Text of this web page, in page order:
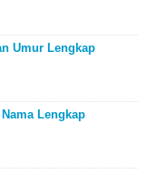
Umur Lengkap
Lengkap